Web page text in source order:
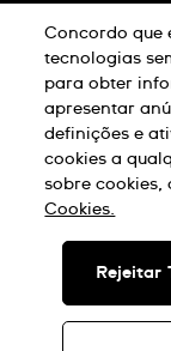
Aviso De
© SWATCH AG
Concordo que
tecnologias
para obter
apresentar
definições e
cookies a
sobre cookies,
Cookies.
Rejeitar